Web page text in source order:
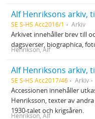
Alf Henriksons arkiv,
SE S-HS Acc2016/1 Arkiv
Arkivet innehåller brev till
dagsverser, biographica,
Henrikson, Alf
Alf Henriksons arkiv,
SE S-HS Acc2017/46 Arkiv
Accessionen innehåller
Henriksson, texter av
1930-talet och krigsåren.
Henrikson, Alf